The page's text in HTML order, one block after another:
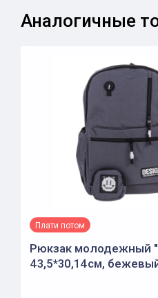
Аналогичные
Плати потом
Рюкзак молодежный
43,5*30,14см,